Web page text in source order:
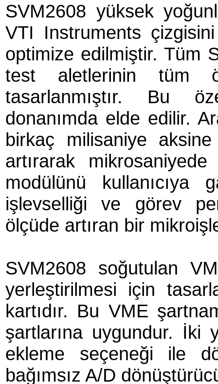
SVM2608 yüksek
VTI Instruments
optimize edilmiştir. Tüm
test aletlerinin tüm
tasarlanmıştır. Bu
donanımda elde edilir.
birkaç milisaniye
artırarak
modülünü kullanıcıya
işlevselliği ve görev
ölçüde artıran bir
SVM2608 soğutulan
yerleştirilmesi için
kartıdır. Bu VME
şartlarına uygundur. İki
ekleme seçeneği ile
bağımsız A/D